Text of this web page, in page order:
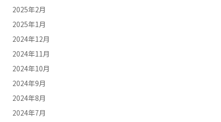
2025年2月
2025年1月
2024年12月
2024年11月
2024年10月
2024年9月
2024年8月
2024年7月